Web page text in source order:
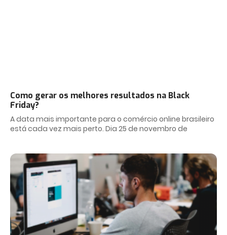
Como gerar os melhores resultados na Black
Friday?
A data mais importante para o comércio online brasileiro
está cada vez mais perto. Dia 25 de novembro de